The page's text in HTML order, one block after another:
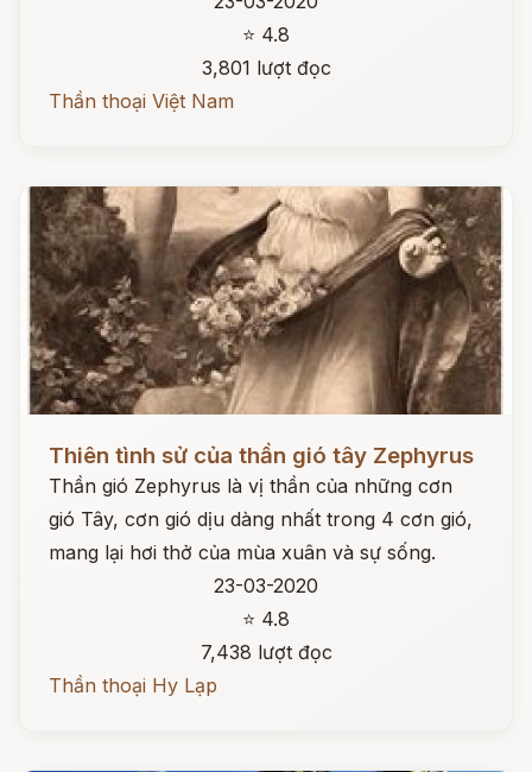
⭐ 4.8
3,801 lượt đọc
Thần thoại Việt Nam
Thiên tình sử của thần gió tây Zephyrus
Thần gió Zephyrus là vị thần của những cơn
gió Tây, cơn gió dịu dàng nhất trong 4 cơn gió,
mang lại hơi thở của mùa xuân và sự sống.
23-03-2020
⭐ 4.8
7,438 lượt đọc
Thần thoại Hy Lạp